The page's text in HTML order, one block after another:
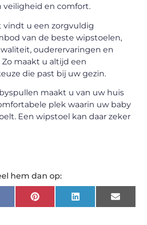
veiligheid en comfort.
vindt u een zorgvuldig
van de beste wipstoelen,
ouderervaringen en
maakt u altijd een
die past bij uw gezin.
maakt u van uw huis
plek waarin uw baby
Een wipstoel kan daar zeker
hem dan op:
PinterestLinkedIn Email